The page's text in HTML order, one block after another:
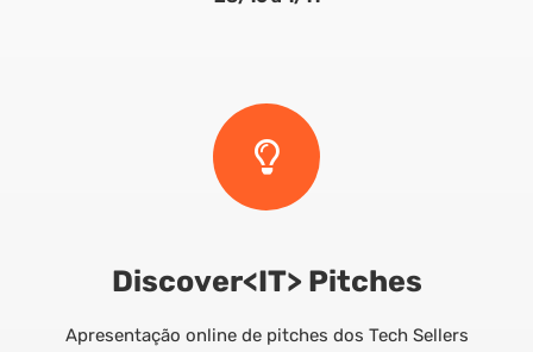
Discover<IT> Pitches
Apresentação online de pitches dos Tech Sellers